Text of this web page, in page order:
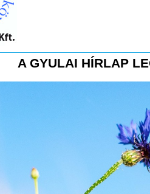
A GYULAI HÍRLAP